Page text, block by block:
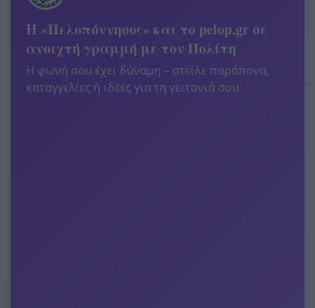
Η «Πελοπόννησος» και το pelop.gr σε
ανοιχτή γραμμή με τον Πολίτη
Η φωνή σου έχει δύναμη – στείλε παράπονα,
καταγγελίες ή ιδέες για τη γειτονιά σου.